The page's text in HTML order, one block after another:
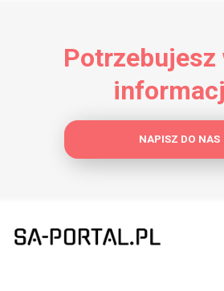
Potrzebujesz
NAPISZ DO NAS